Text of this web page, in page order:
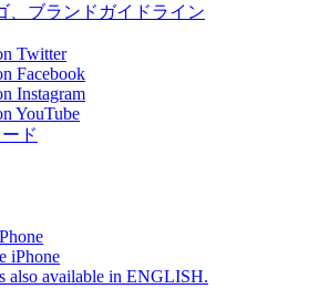
、ブランドガイドライン
Twitter
Facebook
Instagram
YouTube
ド
iPhone
also available in ENGLISH.